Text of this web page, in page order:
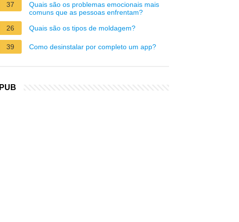
37
Quais são os problemas emocionais mais
comuns que as pessoas enfrentam?
26
Quais são os tipos de moldagem?
39 Como desinstalar por completo um app?
PUB